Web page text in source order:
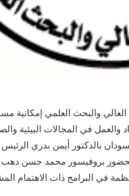
والبحث العلمي إمكانية
في المجالات البيئية
بالدكتور أيمن بدري
بحضور بروفيسور محمد حسن دهب
في البرامج ذات الاهتمام